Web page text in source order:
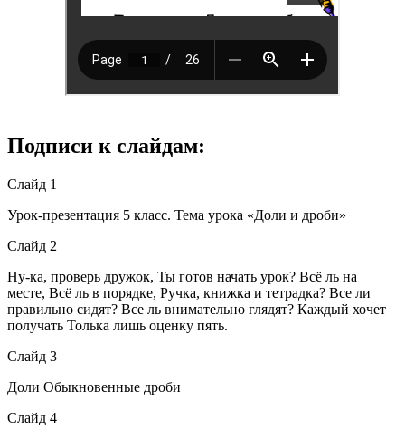
Подписи к слайдам:
Слайд 1
Урок-презентация 5 класс. Тема урока «Доли и дроби»
Слайд 2
Ну-ка, проверь дружок, Ты готов начать урок? Всё ль на
месте, Всё ль в порядке, Ручка, книжка и тетрадка? Все ли
правильно сидят? Все ль внимательно глядят? Каждый хочет
получать Толька лишь оценку пять.
Слайд 3
Доли Обыкновенные дроби
Слайд 4